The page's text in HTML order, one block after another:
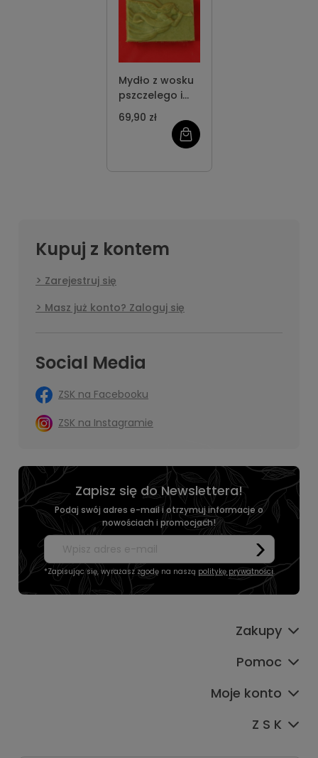
Mydło z wosku
pszczelego i
oliwy z oliwek
69,90 zł
Kupuj z kontem
Zarejestruj się
Masz już konto? Zaloguj się
Social Media
ZSK na Facebooku
ZSK na Instagramie
Zapisz się do Newslettera!
Podaj swój adres e-mail i otrzymuj informacje o
nowościach i promocjach!
*Zapisując się, wyrażasz zgodę na naszą politykę prywatności.
Zakupy
Pomoc
Moje konto
Z S K